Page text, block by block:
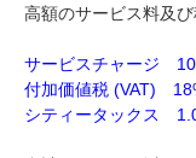
高額のサービス料及び
サービスチャージ
付加価値税 (VAT)
シティータックス